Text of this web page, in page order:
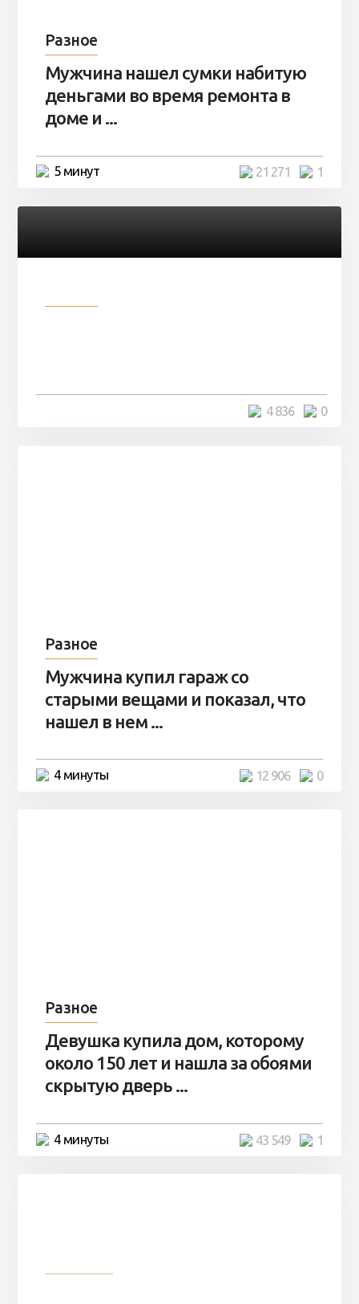
Разное
Мужчина нашел сумки набитую
деньгами во время ремонта в
доме и ...
5 минут 1
21 271
0
4 836
Разное
Мужчина купил гараж со
старыми вещами и показал, что
нашел в нем ...
4 минуты 0
12 906
Разное
Девушка купила дом, которому
около 150 лет и нашла за обоями
скрытую дверь ...
4 минуты 1
43 549